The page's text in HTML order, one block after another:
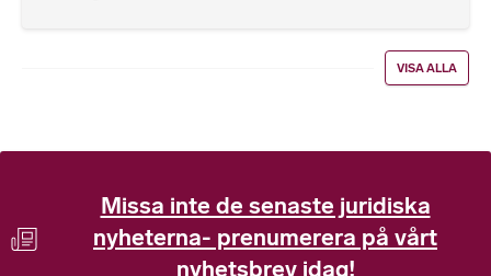
VISA ALLA
Missa inte de senaste juridiska
nyheterna- prenumerera på vårt
nyhetsbrev idag!